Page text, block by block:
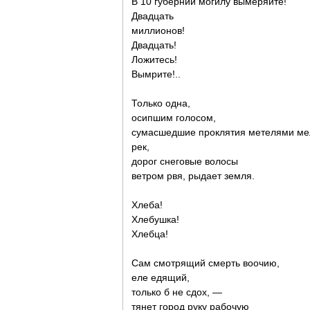
Двадцать
миллионов!
Двадцать!
Ложитесь!
Вымрите!..
Только одна,
осипшим голосом,
сумасшедшие проклятия метелями
рек,
дорог снеговые волосы
ветром рвя, рыдает земля.
Хлеба!
Хлебушка!
Хлебца!
Сам смотрящий смерть воочию,
еле едящий,
только б не сдох, —
тянет город руку рабочую